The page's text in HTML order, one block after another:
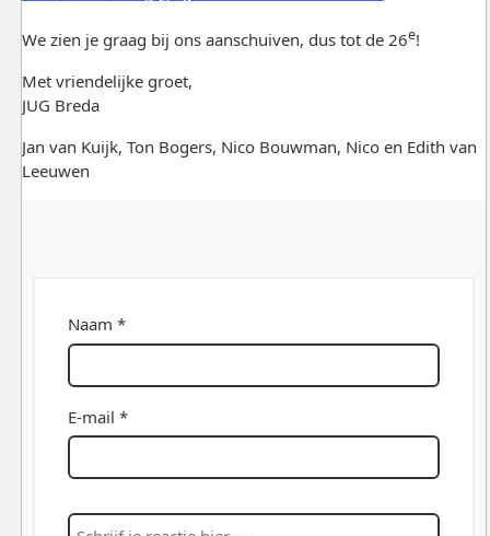
We zien je graag bij ons aanschuiven, dus tot de 26e!
Met vriendelijke groet,
JUG Breda
Jan van Kuijk, Ton Bogers, Nico Bouwman, Nico en Edith van
Leeuwen
Naam *
E-mail *